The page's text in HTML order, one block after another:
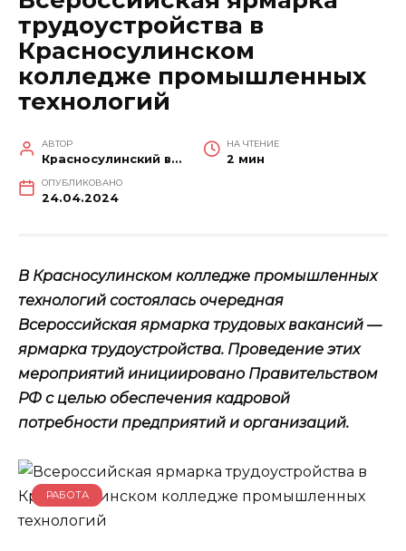
трудоустройства в
Красносулинском
колледже промышленных
технологий
АВТОР
Красносулинский вестник
НА ЧТЕНИЕ
2 мин
ОПУБЛИКОВАНО
24.04.2024
В Красносулинском колледже промышленных
технологий состоялась очередная
Всероссийская ярмарка трудовых вакансий —
ярмарка трудоустройства. Проведение этих
мероприятий инициировано Правительством
РФ с целью обеспечения кадровой
потребности предприятий и организаций.
РАБОТА